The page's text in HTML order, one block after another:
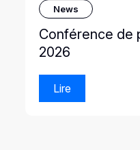
News
Conférence de
2026
Lire